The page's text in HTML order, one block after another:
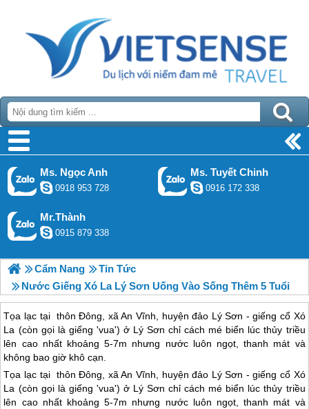
Ms. Ngọc Anh
0918 953 728
Ms. Tuyết Chinh
0916 172 338
Mr.Thành
0915 879 338
Cẩm Nang
Tin Tức
Nước Giếng Xó La Lý Sơn Uống Vào Sống Thêm 5 Tuổi
Tọa lạc tại thôn Đông, xã An Vĩnh, huyện đảo Lý Sơn - giếng cổ Xó
La (còn gọi là giếng 'vua') ở Lý Sơn chỉ cách mé biển lúc thủy triều
lên cao nhất khoảng 5-7m nhưng nước luôn ngọt, thanh mát và
không bao giờ khô cạn.
Tọa lạc tại thôn Đông, xã An Vĩnh, huyệnđảo Lý Sơn - giếng cổ Xó
La (còn gọi là giếng 'vua') ở Lý Sơn chỉ cách mé biển lúc thủy triều
lên cao nhất khoảng 5-7m nhưng nước luôn ngọt, thanh mát và